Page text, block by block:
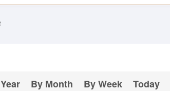
By Month By Week Today